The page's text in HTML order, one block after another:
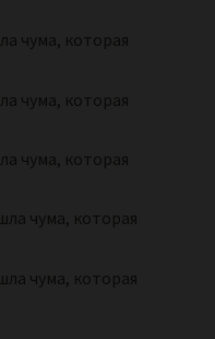
чума, которая
чума, которая
чума, которая
чума, которая
чума, которая